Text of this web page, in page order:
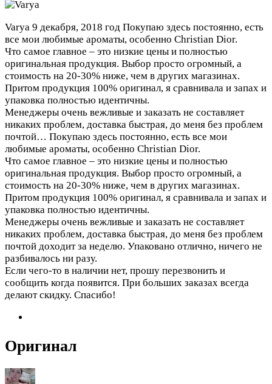
Varya 9 декабря, 2018 год Покупаю здесь постоянно, есть
все мои любимые ароматы, особенно Christian Dior.
Что самое главное – это низкие цены и полностью
оригинальная продукция. Выбор просто огромный, а
стоимость на 20-30% ниже, чем в других магазинах.
Притом продукция 100% оригинал, я сравнивала и запах и
упаковка полностью идентичны.
Менеджеры очень вежливые и заказать не составляет
никаких проблем, доставка быстрая, до меня без проблем
почтой… Покупаю здесь постоянно, есть все мои
любимые ароматы, особенно Christian Dior.
Что самое главное – это низкие цены и полностью
оригинальная продукция. Выбор просто огромный, а
стоимость на 20-30% ниже, чем в других магазинах.
Притом продукция 100% оригинал, я сравнивала и запах и
упаковка полностью идентичны.
Менеджеры очень вежливые и заказать не составляет
никаких проблем, доставка быстрая, до меня без проблем
почтой доходит за неделю. Упаковано отлично, ничего не
разбивалось ни разу.
Если чего-то в наличии нет, прошу перезвонить и
сообщить когда появится. При больших заказах всегда
делают скидку. Спасибо!
Оригинал